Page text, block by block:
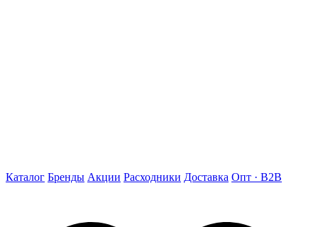
Каталог Бренды Акции Расходники Доставка Опт · B2B